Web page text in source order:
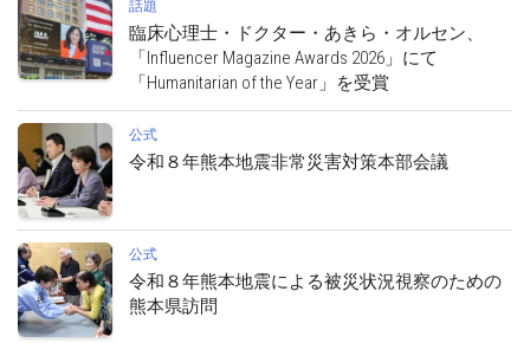
話題
臨床心理士・ドクター・あきら・オルセン、
「Influencer Magazine Awards 2026」にて
「Humanitarian of the Year」を受賞
公式
令和８年熊本地震非常災害対策本部会議
公式
令和８年熊本地震による被災状況視察のための
熊本県訪問